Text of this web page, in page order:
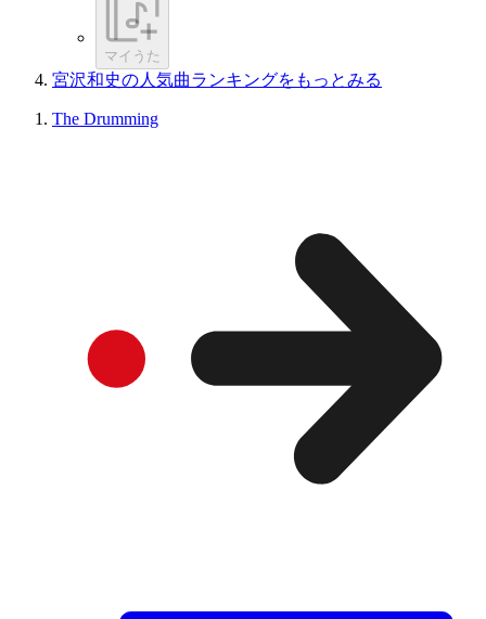
マイうた
宮沢和史の人気曲ランキングをもっとみる
The Drumming